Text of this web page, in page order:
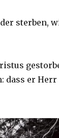
sterben,
dass er Herr